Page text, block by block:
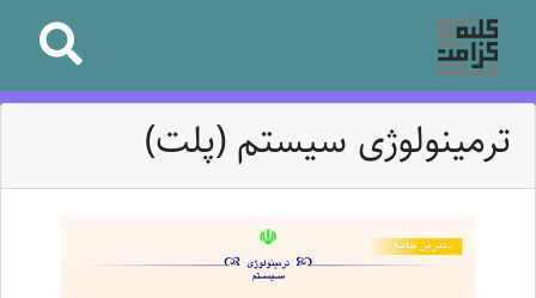
ترمینولوژی سیستم (پلت)